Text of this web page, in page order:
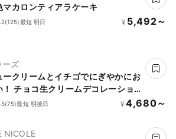
マカロンティアラケーキ
(125)最短 明日 ¥ 5,492～
ーズ
ークリームとイチゴでにぎやかにお
！ チョコ生クリームデコレーショ
号 12cm
(75)最短 明後日 ¥ 4,680～
NICOLE